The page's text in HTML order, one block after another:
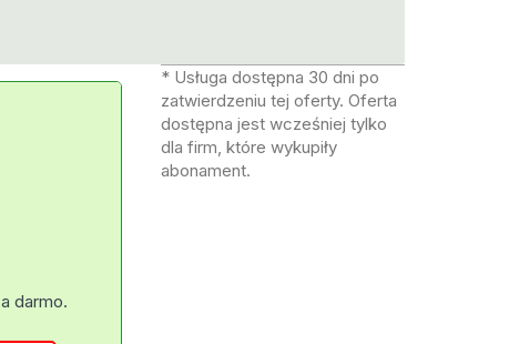
darmo.
* Usługa dostępna 30 dni po
zatwierdzeniu tej oferty. Oferta
dostępna jest wcześniej tylko
dla firm, które wykupiły
abonament.